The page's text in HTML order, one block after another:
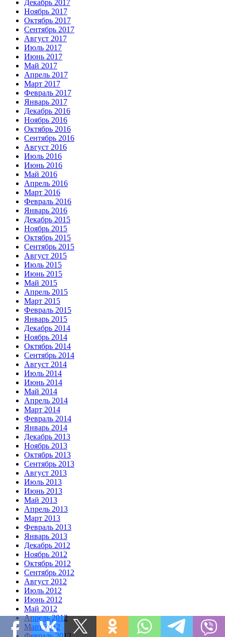
Декабрь 2017
Ноябрь 2017
Октябрь 2017
Сентябрь 2017
Август 2017
Июль 2017
Июнь 2017
Май 2017
Апрель 2017
Март 2017
Февраль 2017
Январь 2017
Декабрь 2016
Ноябрь 2016
Октябрь 2016
Сентябрь 2016
Август 2016
Июль 2016
Июнь 2016
Май 2016
Апрель 2016
Март 2016
Февраль 2016
Январь 2016
Декабрь 2015
Ноябрь 2015
Октябрь 2015
Сентябрь 2015
Август 2015
Июль 2015
Июнь 2015
Май 2015
Апрель 2015
Март 2015
Февраль 2015
Январь 2015
Декабрь 2014
Ноябрь 2014
Октябрь 2014
Сентябрь 2014
Август 2014
Июль 2014
Июнь 2014
Май 2014
Апрель 2014
Март 2014
Февраль 2014
Январь 2014
Декабрь 2013
Ноябрь 2013
Октябрь 2013
Сентябрь 2013
Август 2013
Июль 2013
Июнь 2013
Май 2013
Апрель 2013
Март 2013
Февраль 2013
Январь 2013
Декабрь 2012
Ноябрь 2012
Октябрь 2012
Сентябрь 2012
Август 2012
Июль 2012
Июнь 2012
Май 2012
Апрель 2012
Март 2012